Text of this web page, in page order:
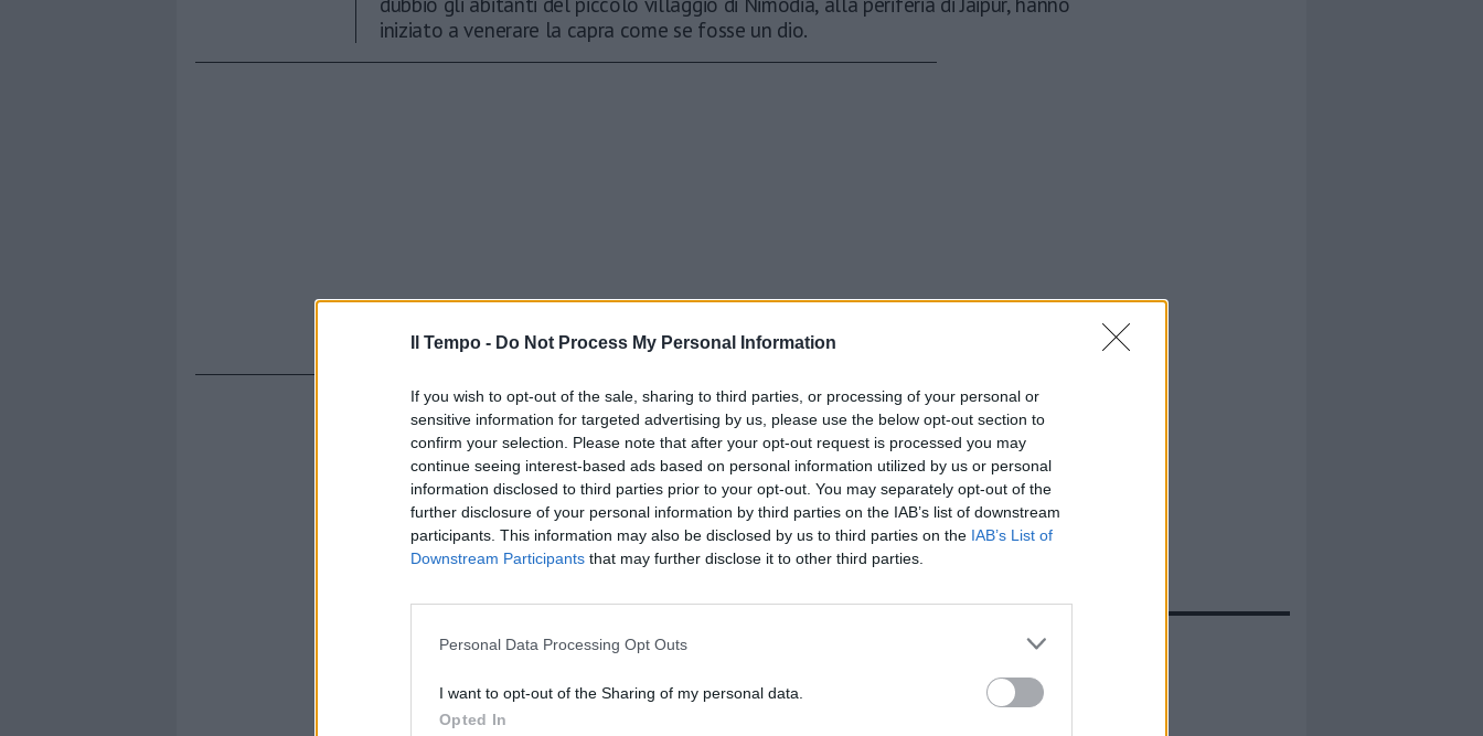
Il Tempo - Do Not Process My Personal Information
If you wish to opt-out of the sale, sharing to third parties, or processing of your personal or
sensitive information for targeted advertising by us, please use the below opt-out section to
confirm your selection. Please note that after your opt-out request is processed you may
continue seeing interest-based ads based on personal information utilized by us or personal
information disclosed to third parties prior to your opt-out. You may separately opt-out of the
further disclosure of your personal information by third parties on the IAB’s list of downstream
participants. This information may also be disclosed by us to third parties on the IAB’s List of
Downstream Participants that may further disclose it to other third parties.
Personal Data Processing Opt Outs
I want to opt-out of the Sharing of my personal data.
Opted In
iniziato a venerare la capra come se fosse un dio.
In evidenza